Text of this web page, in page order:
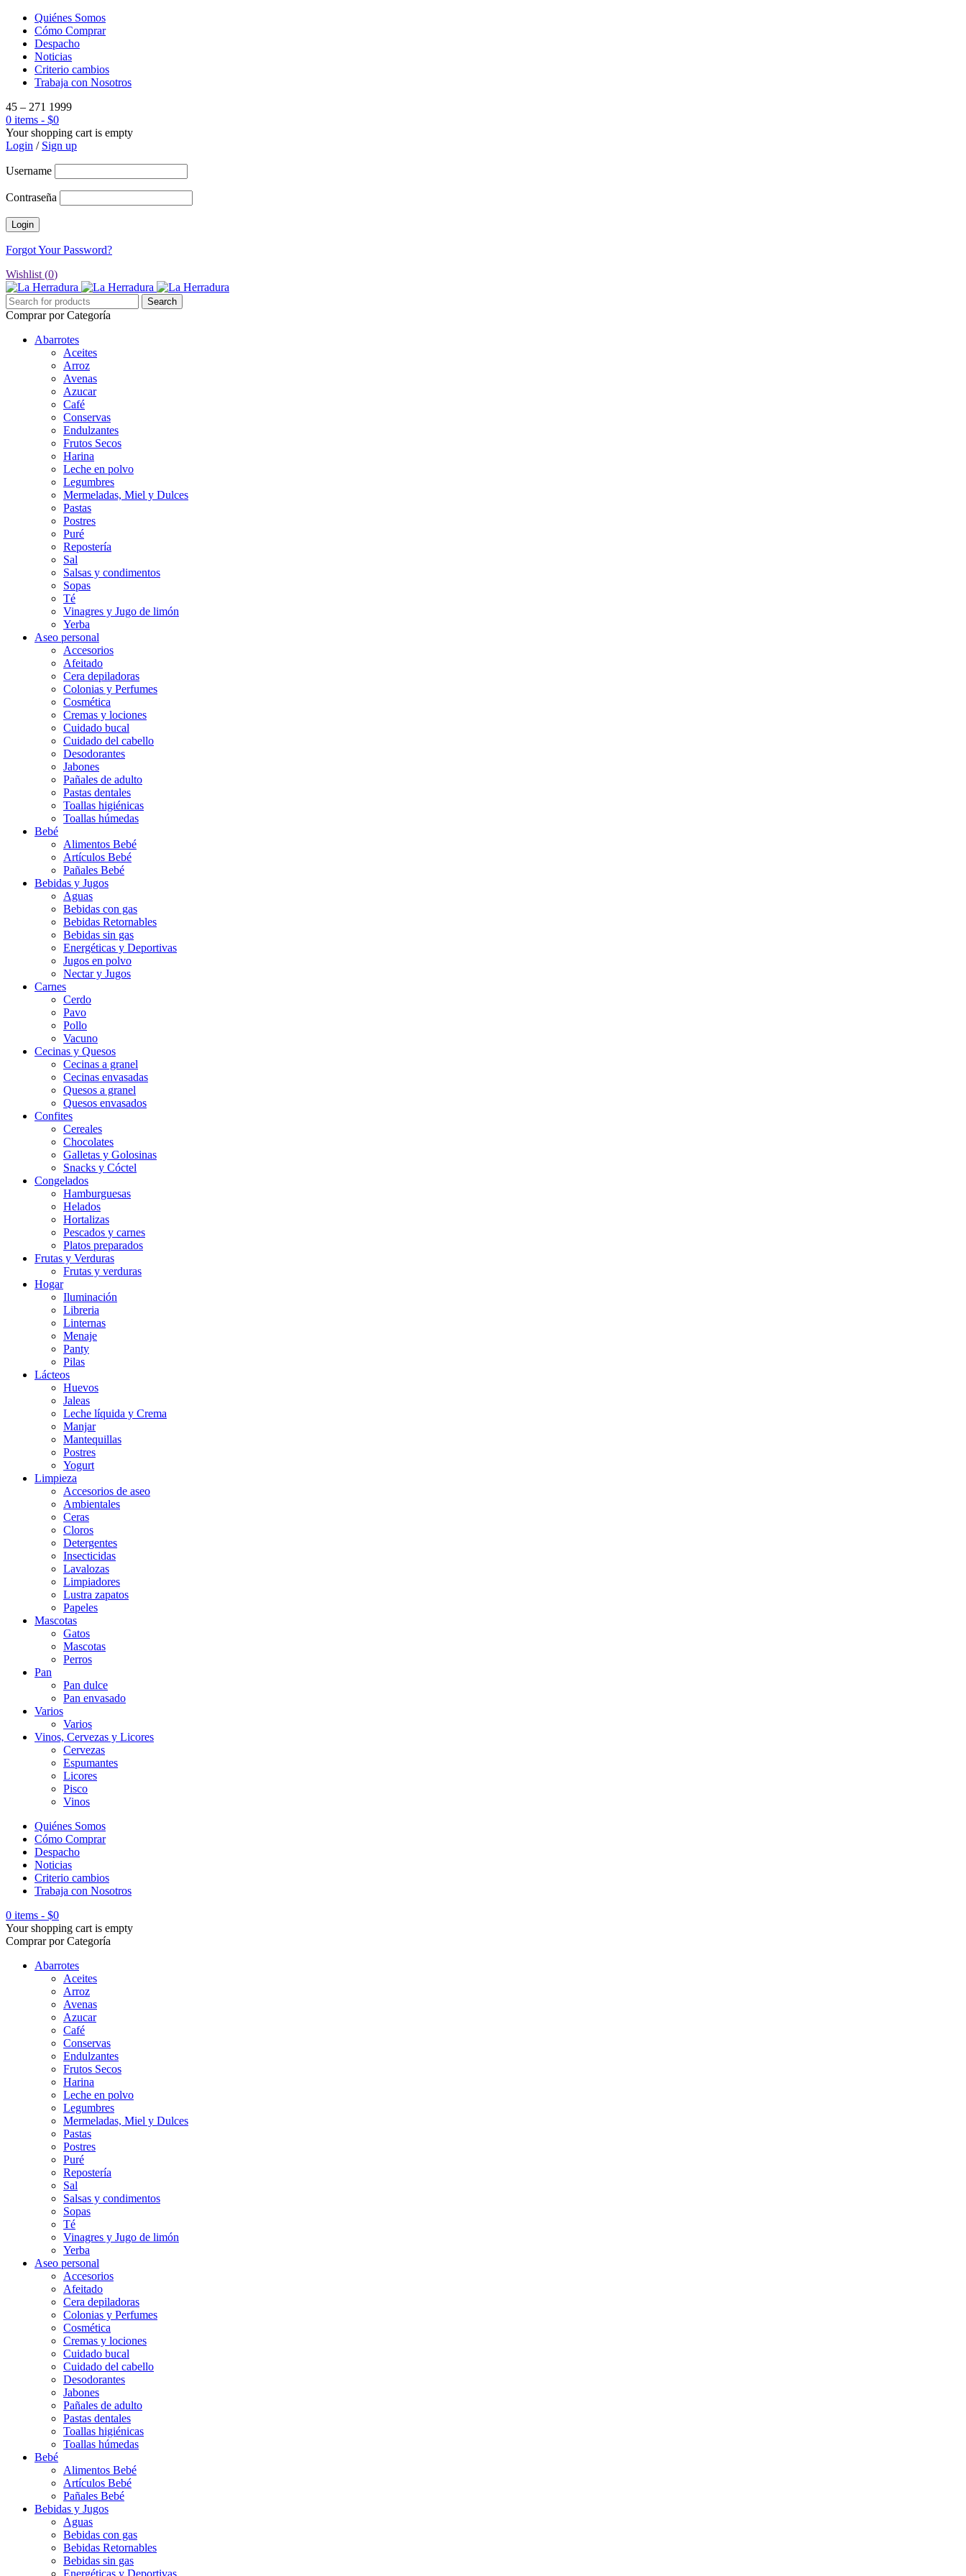
Quiénes Somos
Cómo Comprar
Despacho
Noticias
Criterio cambios
Trabaja con Nosotros
45 – 271 1999
0 items - $0
Your shopping cart is empty
Login / Sign up
Username
Contraseña
Forgot Your Password?
Wishlist (0)
Comprar por Categoría
Abarrotes
Aceites
Arroz
Avenas
Azucar
Café
Conservas
Endulzantes
Frutos Secos
Harina
Leche en polvo
Legumbres
Mermeladas, Miel y Dulces
Pastas
Postres
Puré
Repostería
Sal
Salsas y condimentos
Sopas
Té
Vinagres y Jugo de limón
Yerba
Aseo personal
Accesorios
Afeitado
Cera depiladoras
Colonias y Perfumes
Cosmética
Cremas y lociones
Cuidado bucal
Cuidado del cabello
Desodorantes
Jabones
Pañales de adulto
Pastas dentales
Toallas higiénicas
Toallas húmedas
Bebé
Alimentos Bebé
Artículos Bebé
Pañales Bebé
Bebidas y Jugos
Aguas
Bebidas con gas
Bebidas Retornables
Bebidas sin gas
Energéticas y Deportivas
Jugos en polvo
Nectar y Jugos
Carnes
Cerdo
Pavo
Pollo
Vacuno
Cecinas y Quesos
Cecinas a granel
Cecinas envasadas
Quesos a granel
Quesos envasados
Confites
Cereales
Chocolates
Galletas y Golosinas
Snacks y Cóctel
Congelados
Hamburguesas
Helados
Hortalizas
Pescados y carnes
Platos preparados
Frutas y Verduras
Frutas y verduras
Hogar
Iluminación
Libreria
Linternas
Menaje
Panty
Pilas
Lácteos
Huevos
Jaleas
Leche líquida y Crema
Manjar
Mantequillas
Postres
Yogurt
Limpieza
Accesorios de aseo
Ambientales
Ceras
Cloros
Detergentes
Insecticidas
Lavalozas
Limpiadores
Lustra zapatos
Papeles
Mascotas
Gatos
Mascotas
Perros
Pan
Pan dulce
Pan envasado
Varios
Varios
Vinos, Cervezas y Licores
Cervezas
Espumantes
Licores
Pisco
Vinos
Quiénes Somos
Cómo Comprar
Despacho
Noticias
Criterio cambios
Trabaja con Nosotros
0 items - $0
Your shopping cart is empty
Comprar por Categoría
Abarrotes
Aceites
Arroz
Avenas
Azucar
Café
Conservas
Endulzantes
Frutos Secos
Harina
Leche en polvo
Legumbres
Mermeladas, Miel y Dulces
Pastas
Postres
Puré
Repostería
Sal
Salsas y condimentos
Sopas
Té
Vinagres y Jugo de limón
Yerba
Aseo personal
Accesorios
Afeitado
Cera depiladoras
Colonias y Perfumes
Cosmética
Cremas y lociones
Cuidado bucal
Cuidado del cabello
Desodorantes
Jabones
Pañales de adulto
Pastas dentales
Toallas higiénicas
Toallas húmedas
Bebé
Alimentos Bebé
Artículos Bebé
Pañales Bebé
Bebidas y Jugos
Aguas
Bebidas con gas
Bebidas Retornables
Bebidas sin gas
Energéticas y Deportivas